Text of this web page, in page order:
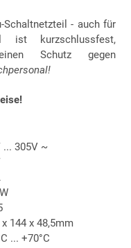
Schaltnetzteil - auch für
ist kurzschlussfest,
Schutz gegen
... 305V ~
144 x 48,5mm
... +70°C